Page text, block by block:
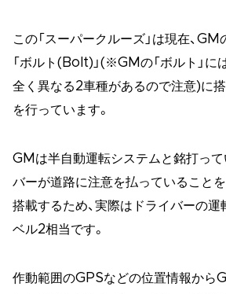
この「スーパークルーズ」は現在、
「ボルト(Bolt)」(※GMの「ボルト」には
全く異なる2車種があるので注意)に
を行っています。
GMは半自動運転システムと銘打って
バーが道路に注意を払っていること
搭載するため、実際はドライバーの運
ベル2相当です。
作動範囲のGPSなどの位置情報から